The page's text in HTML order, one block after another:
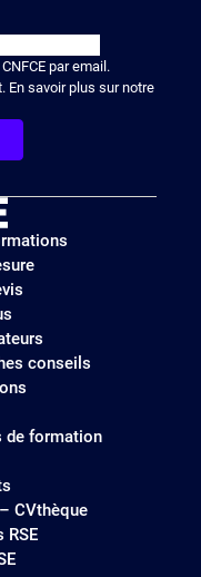
par email.
En savoir plus sur notre
conseils
de formation
CVthèque
RSE